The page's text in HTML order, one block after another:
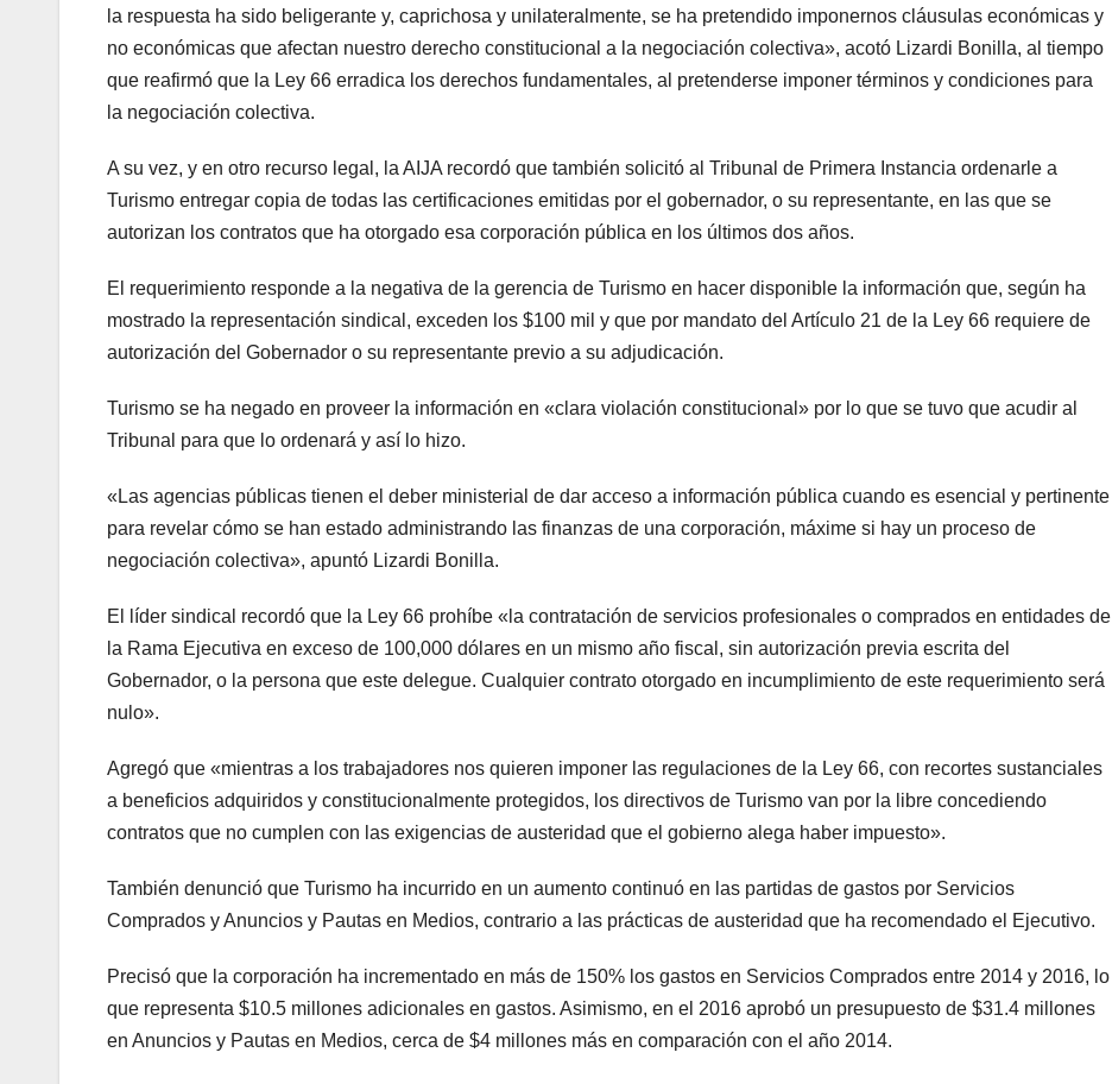
la respuesta ha sido beligerante y, caprichosa y unilateralmente, se ha pretendido imponernos cláusulas económicas y
no económicas que afectan nuestro derecho constitucional a la negociación colectiva», acotó Lizardi Bonilla, al tiempo
que reafirmó que la Ley 66 erradica los derechos fundamentales, al pretenderse imponer términos y condiciones para
la negociación colectiva.
A su vez, y en otro recurso legal, la AIJA recordó que también solicitó al Tribunal de Primera Instancia ordenarle a
Turismo entregar copia de todas las certificaciones emitidas por el gobernador, o su representante, en las que se
autorizan los contratos que ha otorgado esa corporación pública en los últimos dos años.
El requerimiento responde a la negativa de la gerencia de Turismo en hacer disponible la información que, según ha
mostrado la representación sindical, exceden los $100 mil y que por mandato del Artículo 21 de la Ley 66 requiere de
autorización del Gobernador o su representante previo a su adjudicación.
Turismo se ha negado en proveer la información en «clara violación constitucional» por lo que se tuvo que acudir al
Tribunal para que lo ordenará y así lo hizo.
«Las agencias públicas tienen el deber ministerial de dar acceso a información pública cuando es esencial y pertinente
para revelar cómo se han estado administrando las finanzas de una corporación, máxime si hay un proceso de
negociación colectiva», apuntó Lizardi Bonilla.
El líder sindical recordó que la Ley 66 prohíbe «la contratación de servicios profesionales o comprados en entidades de
la Rama Ejecutiva en exceso de 100,000 dólares en un mismo año fiscal, sin autorización previa escrita del
Gobernador, o la persona que este delegue. Cualquier contrato otorgado en incumplimiento de este requerimiento será
nulo».
Agregó que «mientras a los trabajadores nos quieren imponer las regulaciones de la Ley 66, con recortes sustanciales
a beneficios adquiridos y constitucionalmente protegidos, los directivos de Turismo van por la libre concediendo
contratos que no cumplen con las exigencias de austeridad que el gobierno alega haber impuesto».
También denunció que Turismo ha incurrido en un aumento continuó en las partidas de gastos por Servicios
Comprados y Anuncios y Pautas en Medios, contrario a las prácticas de austeridad que ha recomendado el Ejecutivo.
Precisó que la corporación ha incrementado en más de 150% los gastos en Servicios Comprados entre 2014 y 2016, lo
que representa $10.5 millones adicionales en gastos. Asimismo, en el 2016 aprobó un presupuesto de $31.4 millones
en Anuncios y Pautas en Medios, cerca de $4 millones más en comparación con el año 2014.